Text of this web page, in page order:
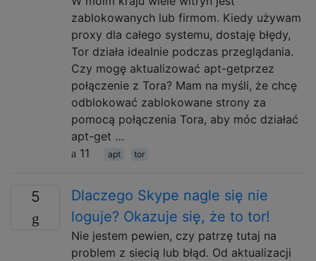
zablokowanych lub firmom. Kiedy używam
proxy dla całego systemu, dostaję błędy,
Tor działa idealnie podczas przeglądania.
Czy mogę aktualizować apt-getprzez
połączenie z Tora? Mam na myśli, że chcę
odblokować zablokowane strony za
pomocą połączenia Tora, aby móc działać
apt-get …
11
apt tor
5
Dlaczego Skype nagle się nie
loguje? Okazuje się, że to tor!
Nie jestem pewien, czy patrzę tutaj na
problem z siecią lub błąd. Od aktualizacji